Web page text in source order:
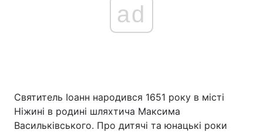
ad
Святитель Іоанн народився 1651 року в місті
Ніжині в родині шляхтича Максима
Васильківського. Про дитячі та юнацькі роки